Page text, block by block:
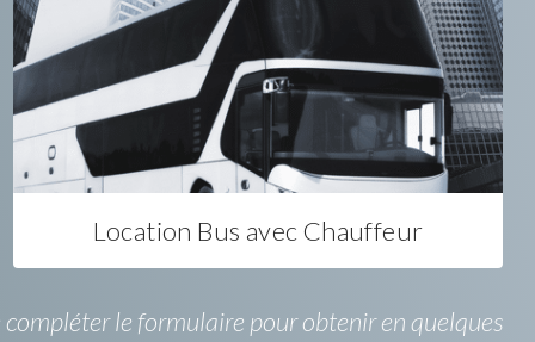
Location Bus avec Chauffeur
le formulaire pour obtenir en quelques